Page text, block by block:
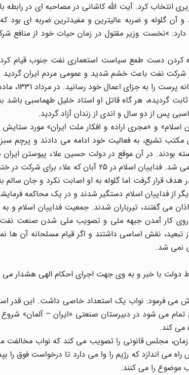
کرد. آیت الله کاشانی در مصاحبه ای در رابطه
آن گلوله و ضربه عالیترین و مفیدترین ضربه ای بود
»نخست وزیر مقتول در زمان حیات خود از منافع
کردن دست طمع سیاست استعماری نفت جنوب قیام
شرکت نفت باعث خشم شدید و عمومی مردم ایران گردید
غیور، وطن پرست و متدین از میان مردم ایران
گردیده، هر گاه قاتل او استاد خلیل طهماسبی باشد
و «مجری اراده و افکار ملت ایران» مورد ستایش
مکتب تشیع، به فعالیت خود ادامه می دادند و پرچم
بودند. در آن موقع در دولت حسین علاء پیوستن ایران
بغداد مطرح بود که در حقیقت ایران یکی از اقمار منطقه انگلیس و امریکا می شد. فداییان اسلام در 25 آبان
قرار گرفت اما گلوله به او اصابت نکرد و جان سالم
دیگر از فداییان اسلام دستگیر شدند و در یک محاکمه
می گفتند، تیرباران شدند. جمعیت فداییان اسلام و
کار آمدن جبهه ملی و تصویب ملی شدن صنعت نفت
نقش اساسی داشتند و اگر قیام مسلحانه آن ها
نمی شد.
می فرمود: نواب یک استعداد خاصی داشت. این قدر
تمام می شود در دبیرستان صنعتی «ایران – آلمان»
می کند.
مجلس قانونی را تصویب می کند که نواب مخالفت
راه می اندازد که رژیم را وا می دارد تا درخواست فوق را
موضوع را می کنند.